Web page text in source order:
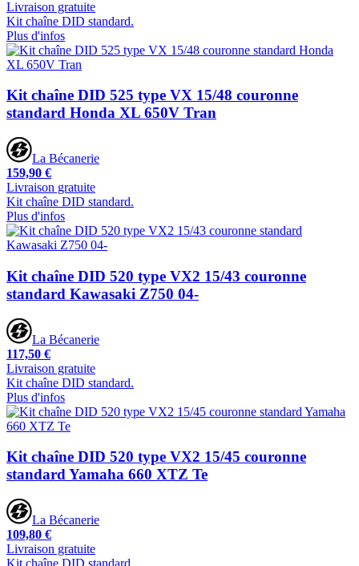
Livraison gratuite
Kit chaîne DID standard.
Plus d'infos
Kit chaîne DID 525 type VX 15/48 couronne
standard Honda XL 650V Tran
La Bécanerie
159,90 €
Livraison gratuite
Kit chaîne DID standard.
Plus d'infos
Kit chaîne DID 520 type VX2 15/43 couronne
standard Kawasaki Z750 04-
La Bécanerie
117,50 €
Livraison gratuite
Kit chaîne DID standard.
Plus d'infos
Kit chaîne DID 520 type VX2 15/45 couronne
standard Yamaha 660 XTZ Te
La Bécanerie
109,80 €
Livraison gratuite
Kit chaîne DID standard.